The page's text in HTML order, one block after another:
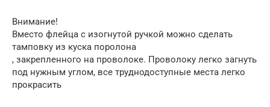
Внимание!
Вместо флейца с изогнутой ручкой можно сделать
тамповку из куска поролона
, закрепленного на проволоке. Проволоку легко загнуть
под нужным углом, все труднодоступные места легко
прокрасить